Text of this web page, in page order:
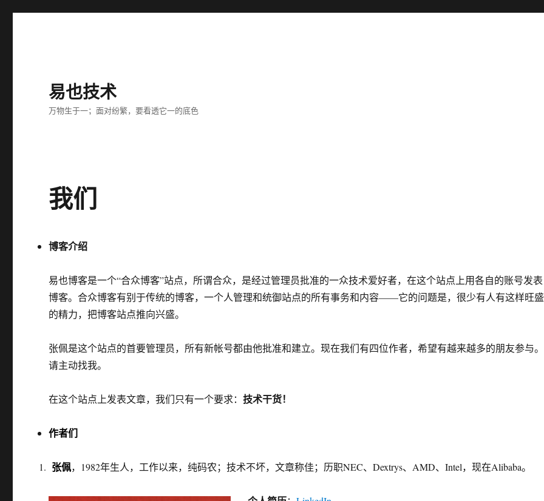
易也技术
万物生于一；面对纷繁，要看透它一的底色
我们
博客介绍
易也博客是一个“合众博客”站点，所谓合众，是经过管理员批准的一众技术爱好者，在这个站点上用各自的账号发表
博客。合众博客有别于传统的博客，一个人管理和统御站点的所有事务和内容——它的问题是，很少有人有这样旺盛
的精力，把博客站点推向兴盛。
张佩是这个站点的首要管理员，所有新帐号都由他批准和建立。现在我们有四位作者，希望有越来越多的朋友参与。
请主动找我。
在这个站点上发表文章，我们只有一个要求：技术干货！
作者们
张佩，1982年生人，工作以来，纯码农；技术不坏，文章称佳；历职NEC、Dextrys、AMD、Intel，现在Alibaba。